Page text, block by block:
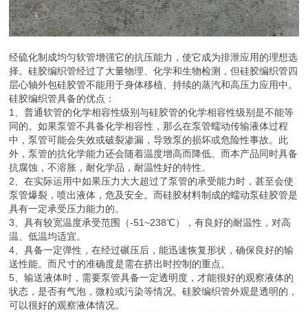
经硫化制成均匀软管增强它的抗压能力，使它成为排泄应用的理想选
择。硅胶编织管经过了大量物理、化学和生物检测，但硅胶编织管四
层心轴外包硅胶管不能用于身体移植、持续的蒸汽和高压力应用中。
硅胶编织管具备的优点：
1、普通软管的化学相容性级别与硅胶管的化学相容性级别是不能等
同的。如果泵管不具备化学相容性，那么在泵管蠕动传输液体过程
中，泵管可能会失效或破裂渗漏，导致泵的损坏或危险性事故。此
外，泵管的抗化学能力还会随着温度增高而降低。而本产品同时具备
抗腐蚀，不溶胀，耐化学品，耐温性好的特性。
2、在实际运用中如果压力大大超过了泵管的承受能力时，甚至会使
泵管爆裂，喷出液体，危及安全。而硅胶材料制成的蠕动泵硅胶管是
具有一定承受压力能力的。
3、具有较宽温度承受范围（-51~238℃），有良好的耐温性，对高
温、低温均适宜。
4、具备一定弹性，在经过碾压后，能迅速恢复形状，确保良好的输
送性能。而尺寸的准确度是需在挤出时控制的重点。
5、输送液体时，需要泵管具备一定透明度，才能很好的观察液体的
状态，是否有气泡，微粒或污染等情况。硅胶编织管外观是透明的，
可以很好的观察液体情况。